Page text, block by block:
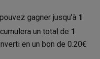
gagner jusqu'à 1
un total de 1
en un bon de 0.20€